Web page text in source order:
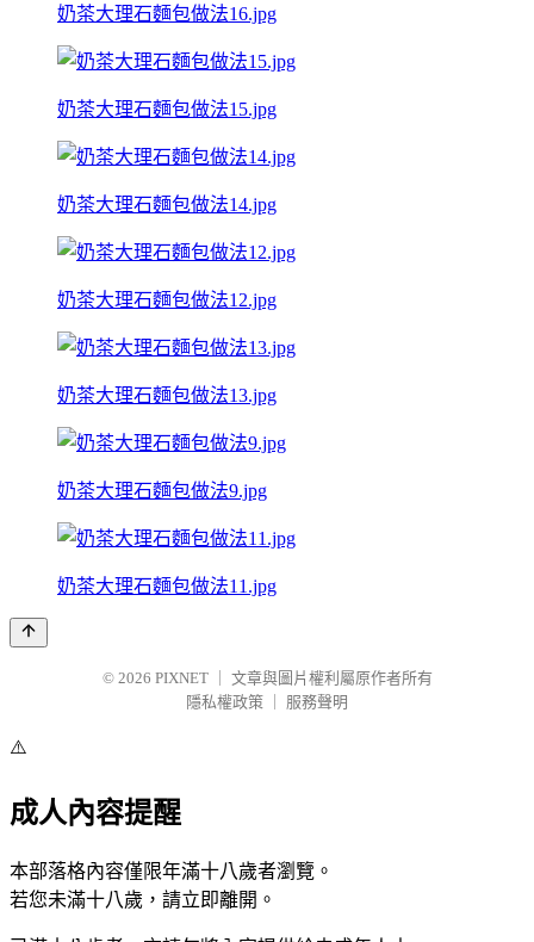
奶茶大理石麵包做法16.jpg
奶茶大理石麵包做法15.jpg
奶茶大理石麵包做法14.jpg
奶茶大理石麵包做法12.jpg
奶茶大理石麵包做法13.jpg
奶茶大理石麵包做法9.jpg
奶茶大理石麵包做法11.jpg
© 2026 PIXNET
文章與圖片權利屬原作者所有
隱私權政策
服務聲明
⚠️
成人內容提醒
本部落格內容僅限年滿十八歲者瀏覽。
若您未滿十八歲，請立即離開。